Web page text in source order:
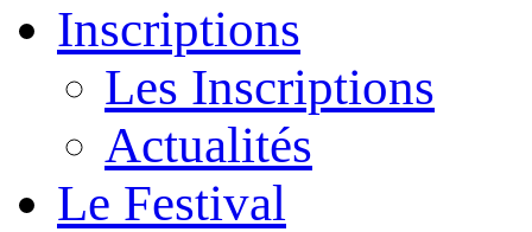
Inscriptions
Les Inscriptions
Actualités
Le Festival